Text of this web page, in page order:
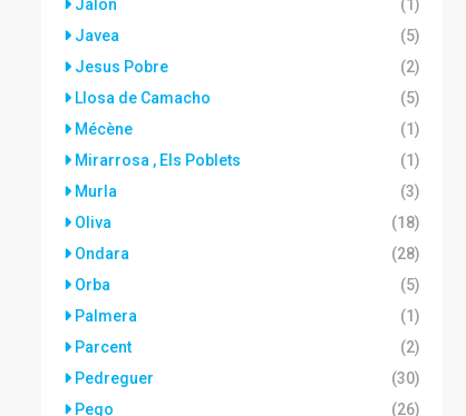
Jalon
(1)
Javea
(5)
Jesus Pobre
(2)
Llosa de Camacho
(5)
Mécène
(1)
Mirarrosa , Els Poblets
(1)
Murla
(3)
Oliva
(18)
Ondara
(28)
Orba
(5)
Palmera
(1)
Parcent
(2)
Pedreguer
(30)
Pego
(26)